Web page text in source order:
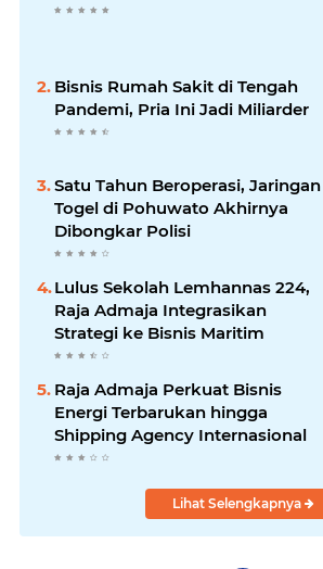
Bisnis Rumah Sakit di Tengah
Pandemi, Pria Ini Jadi Miliarder
Satu Tahun Beroperasi, Jaringan
Togel di Pohuwato Akhirnya
Dibongkar Polisi
Lulus Sekolah Lemhannas 224,
Raja Admaja Integrasikan
Strategi ke Bisnis Maritim
Raja Admaja Perkuat Bisnis
Energi Terbarukan hingga
Shipping Agency Internasional
Lihat Selengkapnya